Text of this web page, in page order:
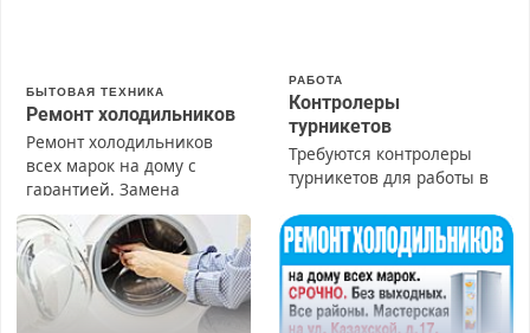
БЫТОВАЯ ТЕХНИКА
Ремонт холодильников
Ремонт холодильников
всех марок на дому с
гарантией. Замена
резины. Качественно.
Недорого. Без выходных.
Все районы. Скидка.
Вызов бесплатный.
РАБОТА
Контролеры
турникетов
Требуются контролеры
турникетов для работы в
(мужчины, женщины).
Прием по ТК РФ. График
работы любой.
Бесплатное проживание.
З/п – до 96000 рублей до